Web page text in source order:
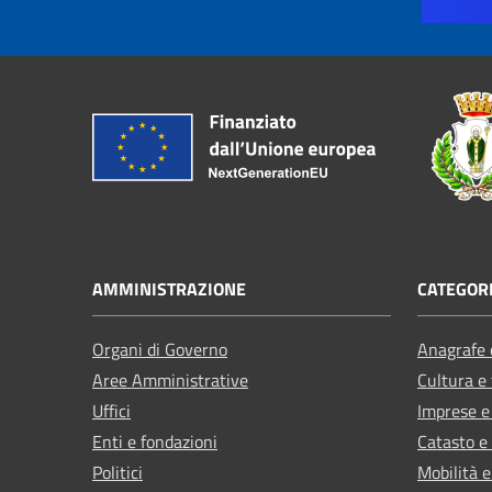
AMMINISTRAZIONE
Organi di Governo
Aree Amministrative
Uffici
Enti e fondazioni
Politici
Cultura
Imprese
Catasto
Mobilità